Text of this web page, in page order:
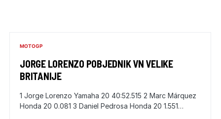
MOTOGP
JORGE LORENZO POBJEDNIK VN VELIKE
BRITANIJE
1 Jorge Lorenzo Yamaha 20 40:52.515 2 Marc Márquez
Honda 20 0.081 3 Daniel Pedrosa Honda 20 1.551…